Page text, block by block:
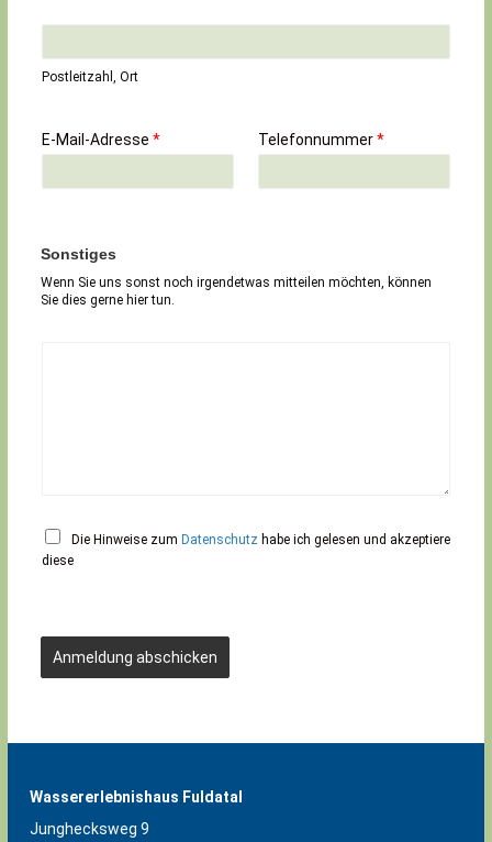
n
i
l
g
T
x
t
Postleitzahl, Ort
E-Mail-Adresse * Telefonnummer*
Sonstiges
Wenn Sie uns sonst noch irgendetwas mitteilen möchten, können
Sie dies gerne hier tun.
Die Hinweise zum Datenschutz habe ich gelesen und akzeptiere
diese
Anmeldung abschicken
Wassererlebnishaus Fuldatal
Junghecksweg 9